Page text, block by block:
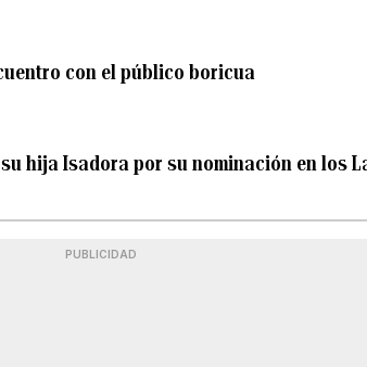
con el público boricua
hija Isadora por su nominación en los
PUBLICIDAD